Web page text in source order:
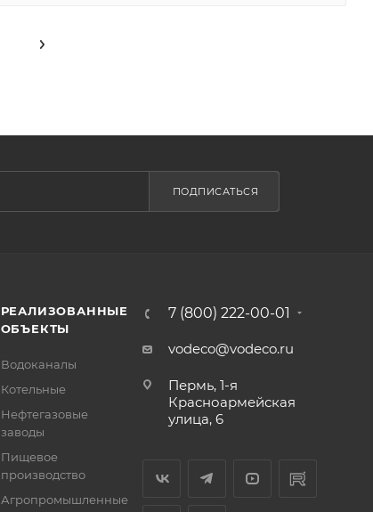
ПОДПИСАТЬСЯ
РЕАЛИЗОВАННЫЕ
ОБЪЕКТЫ
Водоканалы
Котельные
Нефтегазовые
заводы
Пищевое
производство
Агропромышленные
7 (800) 222-00-01
vodeco@vodeco.ru
Пермь, 1-я
Красноармейская
улица, 6